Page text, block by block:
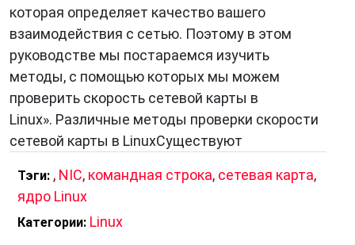
которая определяет качество вашего
взаимодействия с сетью. Поэтому в этом
руководстве мы постараемся изучить
методы, с помощью которых мы можем
проверить скорость сетевой карты в
Linux». Различные методы проверки скорости
сетевой карты в LinuxСуществуют
Тэги: , NIC, командная строка, сетевая карта,
ядро Linux
Категории: Linux